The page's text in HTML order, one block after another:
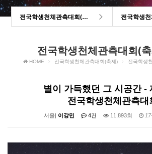
전국학생천체관측대회(축제)
전국학생천체관측대회(
HOME 전국학생천체관측대회(축제) 전국학생
별이 가득했던 그 시공간 -
전국학생천체관측대
서울| 이강민 4건 11,893회